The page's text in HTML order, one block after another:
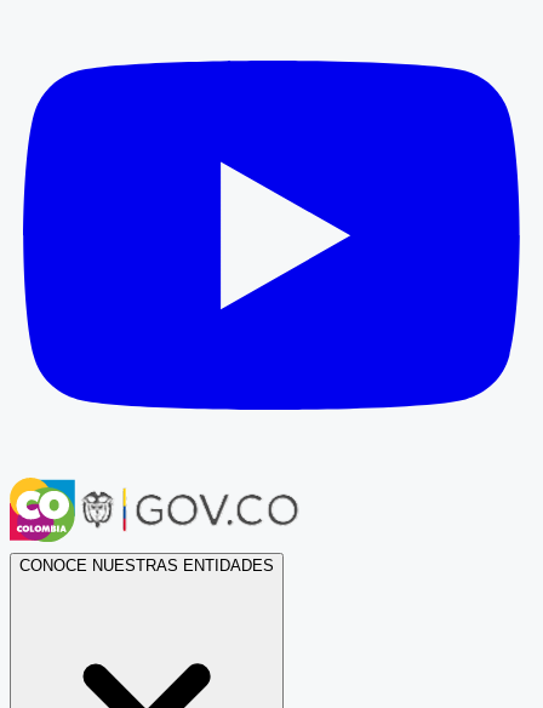
CONOCE NUESTRAS ENTIDADES